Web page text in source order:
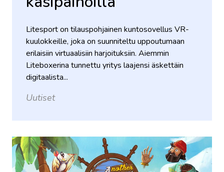
Litesport on tilauspohjainen kuntosovellus VR-
kuulokkeille, joka on suunniteltu uppoutumaan
erilaisiin virtuaalisiin harjoituksiin. Aiemmin
Liteboxerina tunnettu yritys laajensi äskettäin
digitaalista...
Uutiset